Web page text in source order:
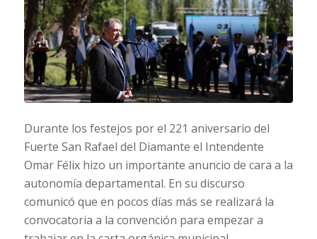
Durante los festejos por el 221 aniversario del
Fuerte San Rafael del Diamante el Intendente
Omar Félix hizo un importante anuncio de cara a la
autonomía departamental. En su discurso
comunicó que en pocos días más se realizará la
convocatoria a la convención para empezar a